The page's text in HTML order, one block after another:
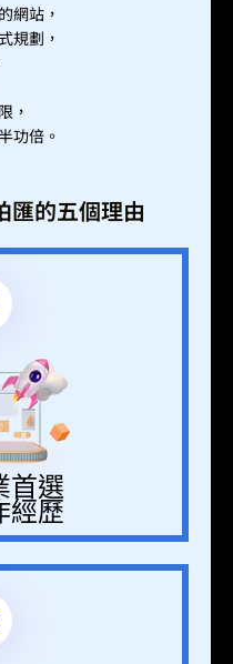
網站，
規劃，
，
功倍。
匯的五個理由
首選
經歷